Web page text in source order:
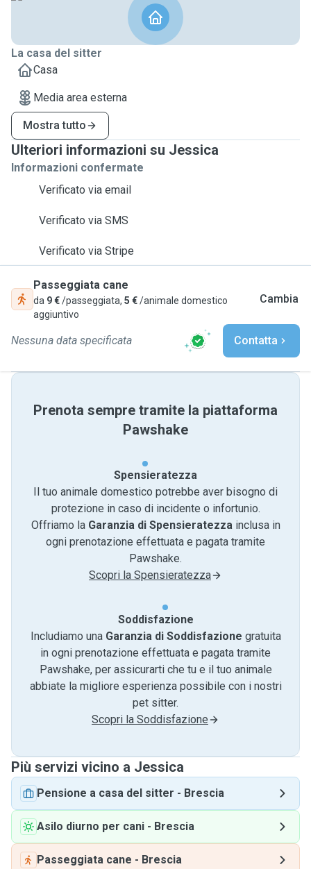
La casa del sitter
Casa
Media area esterna
Mostra tutto
Ulteriori informazioni su Jessica
Informazioni confermate
Verificato via email
Verificato via SMS
Verificato via Stripe
Passeggiata cane
da 9 €/passeggiata, 5 €/animale domestico
aggiuntivo
Cambia
Nessuna data specificata Contatta
Prenota sempre tramite la piattaforma
Pawshake
Spensieratezza
Il tuo animale domestico potrebbe aver bisogno di
protezione in caso di incidente o infortunio.
Offriamo la Garanzia di Spensieratezzainclusa in
ogni prenotazione effettuata e pagata tramite
Pawshake.
Scopri la Spensieratezza
Soddisfazione
Includiamo una Garanzia di Soddisfazione gratuita
in ogni prenotazione effettuata e pagata tramite
Pawshake, per assicurarti che tu e il tuo animale
abbiate la migliore esperienza possibile con i nostri
pet sitter.
Scopri la Soddisfazione
Più servizi vicino a Jessica
Pensione a casa del sitter - Brescia
Asilo diurno per cani - Brescia
Passeggiata cane - Brescia